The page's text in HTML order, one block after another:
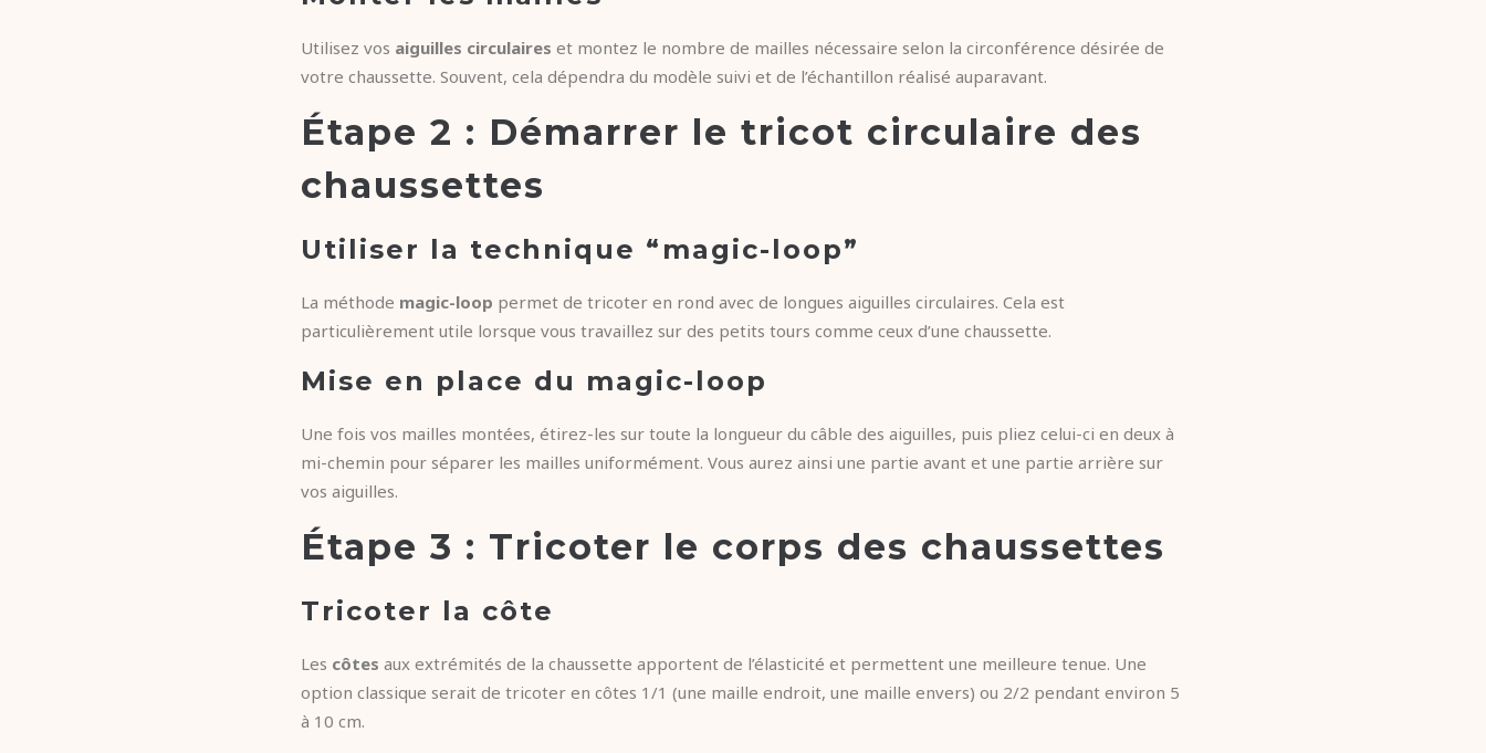
Utilisez vos aiguilles circulaires et montez le nombre de mailles nécessaire selon la circonférence désirée de
votre chaussette. Souvent, cela dépendra du modèle suivi et de l’échantillon réalisé auparavant.
Étape 2 : Démarrer le tricot circulaire des
chaussettes
Utiliser la technique “magic-loop”
La méthode magic-loop permet de tricoter en rond avec de longues aiguilles circulaires. Cela est
particulièrement utile lorsque vous travaillez sur des petits tours comme ceux d’une chaussette.
Mise en place du magic-loop
Une fois vos mailles montées, étirez-les sur toute la longueur du câble des aiguilles, puis pliez celui-ci en deux à
mi-chemin pour séparer les mailles uniformément. Vous aurez ainsi une partie avant et une partie arrière sur
vos aiguilles.
Étape 3 : Tricoter le corps des chaussettes
Tricoter la côte
Les côtes aux extrémités de la chaussette apportent de l’élasticité et permettent une meilleure tenue. Une
option classique serait de tricoter en côtes 1/1 (une maille endroit, une maille envers) ou 2/2 pendant environ 5
à 10 cm.